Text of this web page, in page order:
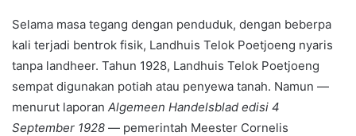
Selama masa tegang dengan penduduk, dengan beberpa
kali terjadi bentrok fisik, Landhuis Telok Poetjoeng nyaris
tanpa landheer. Tahun 1928, Landhuis Telok Poetjoeng
sempat digunakan potiah atau penyewa tanah. Namun —
menurut laporan Algemeen Handelsblad edisi 4
September 1928 — pemerintah Meester Cornelis